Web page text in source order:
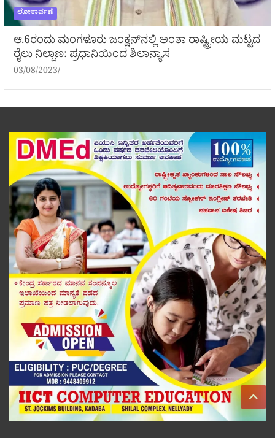
ಲೋಕಾರ್ಪಣೆ
ಆ.6ರಂದು ಮಂಗಳೂರು ಜಂಕ್ಷನ್‌ನಲ್ಲಿ ಅಂತಾ ರಾಷ್ಟ್ರೀಯ ಮಟ್ಟದ
ರೈಲು ನಿಲ್ದಾಣ: ಪ್ರಧಾನಿಯಿಂದ ಶಿಲಾನ್ಯಾಸ
03/08/2023